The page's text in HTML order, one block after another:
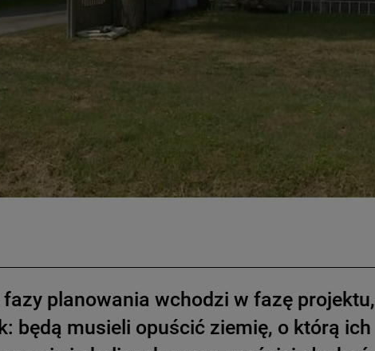
planowania wchodzi w fazę projektu,
będą musieli opuścić ziemię, o którą ich